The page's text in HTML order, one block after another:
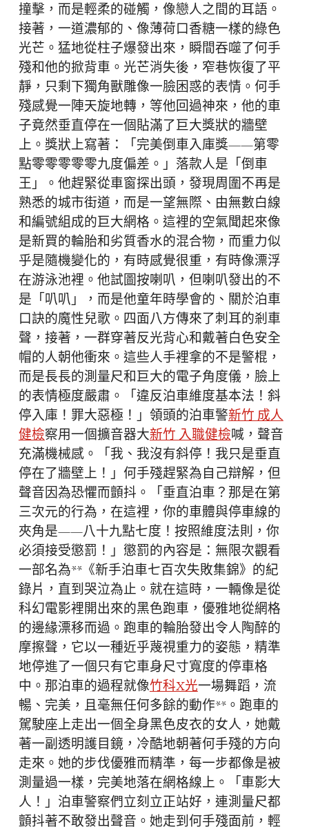
撞擊，而是輕柔的碰觸，像戀人之間的耳語。
接著，一道濃郁的、像薄荷口香糖一樣的綠色
光芒。猛地從柱子爆發出來，瞬間吞噬了何手
殘和他的掀背車。光芒消失後，窄巷恢復了平
靜，只剩下獨角獸雕像一臉困惑的表情。何手
殘感覺一陣天旋地轉，等他回過神來，他的車
子竟然垂直停在一個貼滿了巨大獎狀的牆壁
上。獎狀上寫著：「完美倒車入庫獎——第零
點零零零零零九度偏差。」落款人是「倒車
王」。他趕緊從車窗探出頭，發現周圍不再是
熟悉的城市街道，而是一望無際、由無數白線
和編號組成的巨大網格。這裡的空氣聞起來像
是新買的輪胎和劣質香水的混合物，而重力似
乎是隨機變化的，有時感覺很重，有時像漂浮
在游泳池裡。他試圖按喇叭，但喇叭發出的不
是「叭叭」，而是他童年時學會的、關於泊車
口訣的魔性兒歌。四面八方傳來了刺耳的剎車
聲，接著，一群穿著反光背心和戴著白色安全
帽的人朝他衝來。這些人手裡拿的不是警棍，
而是長長的測量尺和巨大的電子角度儀，臉上
的表情極度嚴肅。「違反泊車維度基本法！斜
停入庫！罪大惡極！」領頭的泊車警新竹 成人
健檢察用一個擴音器大新竹 入職健檢喊，聲音
充滿機械感。「我、我沒有斜停！我只是垂直
停在了牆壁上！」何手殘趕緊為自己辯解，但
聲音因為恐懼而顫抖。「垂直泊車？那是在第
三次元的行為，在這裡，你的車體與停車線的
夾角是——八十九點七度！按照維度法則，你
必須接受懲罰！」懲罰的內容是：無限次觀看
一部名為**《新手泊車七百次失敗集錦》的紀
錄片，直到哭泣為止。就在這時，一輛像是從
科幻電影裡開出來的黑色跑車，優雅地從網格
的邊緣漂移而過。跑車的輪胎發出令人陶醉的
摩擦聲，它以一種近乎蔑視重力的姿態，精準
地停進了一個只有它車身尺寸寬度的停車格
中。那泊車的過程就像竹科X光一場舞蹈，流
暢、完美，且毫無任何多餘的動作**。跑車的
駕駛座上走出一個全身黑色皮衣的女人，她戴
著一副透明護目鏡，冷酷地朝著何手殘的方向
走來。她的步伐優雅而精準，每一步都像是被
測量過一樣，完美地落在網格線上。「車影大
人！」泊車警察們立刻立正站好，連測量尺都
顫抖著不敢發出聲音。她走到何手殘面前，輕